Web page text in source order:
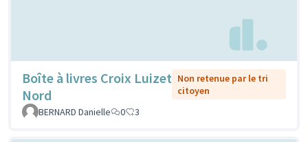
Boîte à livres Croix Luizet
Nord
Non retenue par le tri
citoyen
BERNARD Danielle
0 3